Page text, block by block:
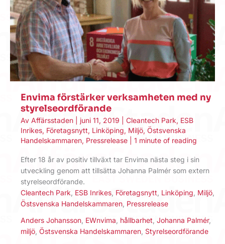
Envima förstärker verksamheten med ny
styrelseordförande
Av Affärsstaden juni 11, 2019 Cleantech Park, ESB
Inrikes, Företagsnytt, Linköping, Miljö, Östsvenska
Handelskammaren, Pressrelease 1 minute of reading
Efter 18 år av positiv tillväxt tar Envima nästa steg i sin
utveckling genom att tillsätta Johanna Palmér som extern
styrelseordförande.
Cleantech Park ESB Inrikes Företagsnytt Linköping Miljö
Östsvenska Handelskammaren Pressrelease
Anders Johansson, EWnvima, hållbarhet, Johanna Palmér,
miljö, Östsvenska Handelskammaren, Styrelseordförande